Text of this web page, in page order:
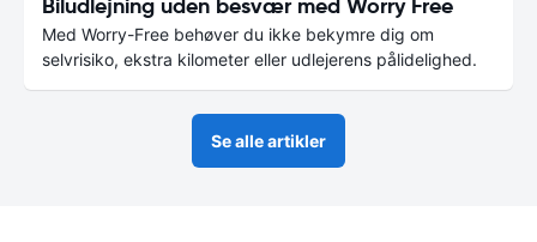
Med Worry-Free behøver du ikke bekymre dig om
selvrisiko, ekstra kilometer eller udlejerens pålidelighed.
Se alle artikler